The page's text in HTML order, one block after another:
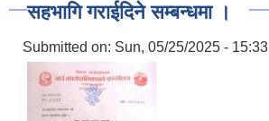
सहभागि गराईदिने सम्बन्धमा ।
Submitted on: Sun, 05/25/2025 - 15:33